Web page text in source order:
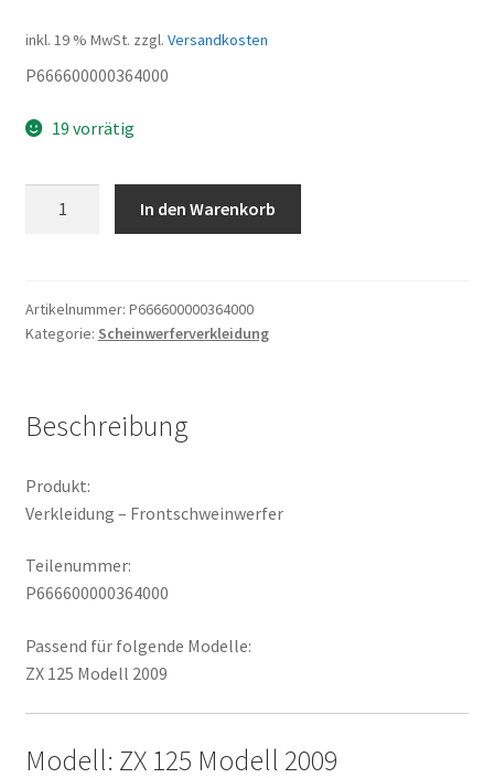
inkl. 19 % MwSt. zzgl. Versandkosten
P666600000364000
19 vorrätig
In den Warenkorb
Artikelnummer: P666600000364000
Kategorie: Scheinwerferverkleidung
Beschreibung
Produkt:
Verkleidung – Frontschweinwerfer
Teilenummer:
P666600000364000
Passend für folgende Modelle:
ZX 125 Modell 2009
Modell: ZX 125 Modell 2009